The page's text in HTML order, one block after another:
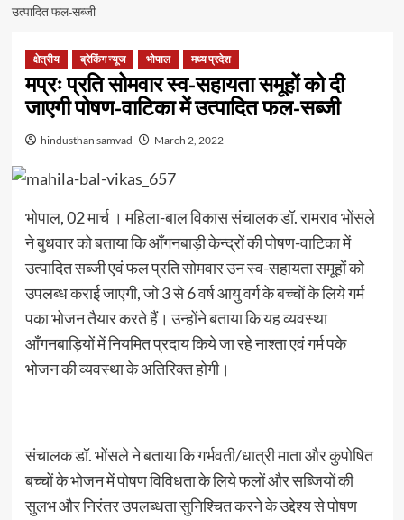
उत्पादित फल-सब्जी
क्षेत्रीय ब्रेकिंग न्यूज भोपाल मध्य प्रदेश
मप्रः प्रति सोमवार स्व-सहायता समूहों को दी
जाएगी पोषण-वाटिका में उत्पादित फल-सब्जी
hindusthan samvad March 2, 2022
भोपाल, 02 मार्च । महिला-बाल विकास संचालक डॉ. रामराव भोंसले
ने बुधवार को बताया कि आँगनबाड़ी केन्द्रों की पोषण-वाटिका में
उत्पादित सब्जी एवं फल प्रति सोमवार उन स्व-सहायता समूहों को
उपलब्ध कराई जाएगी, जो 3 से 6 वर्ष आयु वर्ग के बच्चों के लिये गर्म
पका भोजन तैयार करते हैं। उन्होंने बताया कि यह व्यवस्था
आँगनबाड़ियों में नियमित प्रदाय किये जा रहे नाश्ता एवं गर्म पके
भोजन की व्यवस्था के अतिरिक्त होगी।
संचालक डॉ. भोंसले ने बताया कि गर्भवती/धात्री माता और कुपोषित
बच्चों के भोजन में पोषण विविधता के लिये फलों और सब्जियों की
सुलभ और निरंतर उपलब्धता सुनिश्चित करने के उद्देश्य से पोषण